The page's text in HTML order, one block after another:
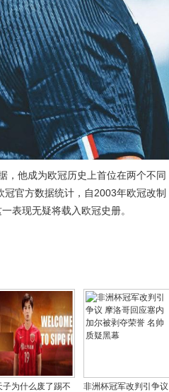
，他成为欧冠历史上首位在两个不同
官方数据统计，自2003年欧冠改制
表现无疑将载入欧冠史册。
子为什么废了踢不
非洲杯冠军改判引争议